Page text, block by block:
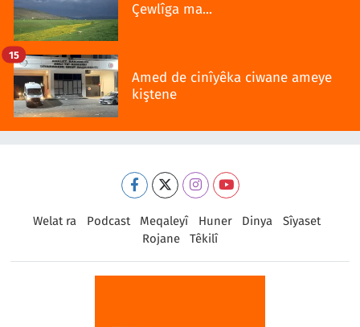
Çewlîga ma...
Amed de cinîyêka ciwane ameye
kiştene
15
Welat ra Podcast Meqaleyî Huner Dinya
Sîyaset
Rojane
Têkilî